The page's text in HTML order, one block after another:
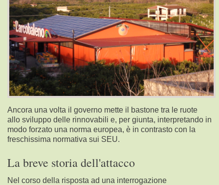
Ancora una volta il governo mette il bastone tra le ruote
allo sviluppo delle rinnovabili e, per giunta, interpretando in
modo forzato una norma europea, è in contrasto con la
freschissima normativa sui SEU.
La breve storia dell'attacco
Nel corso della risposta ad una interrogazione